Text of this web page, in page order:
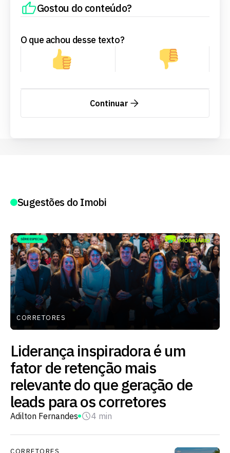
Gostou do conteúdo?
O que achou desse texto?
Continuar
Sugestões do Imobi
CORRETORES
Liderança inspiradora é um
fator de retenção mais
relevante do que geração de
leads para os corretores
Adilton Fernandes 4 min
CORRETORES